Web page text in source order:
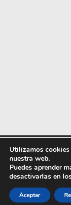
Política
Utilizamos
nuestra web.
Puedes aprender
desactivarlas en
Aceptar